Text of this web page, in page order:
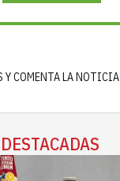
Y COMENTA LA NOTICIA